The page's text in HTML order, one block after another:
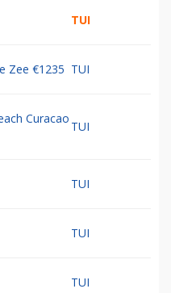
TUI
Zee €1235 TUI
Curacao
TUI
TUI
TUI
TUI